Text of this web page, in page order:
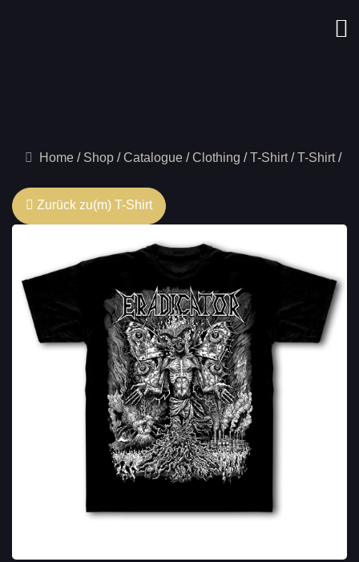
Home Shop Catalogue Clothing T-Shirt T-Shirt
Zurück zu(m) T-Shirt